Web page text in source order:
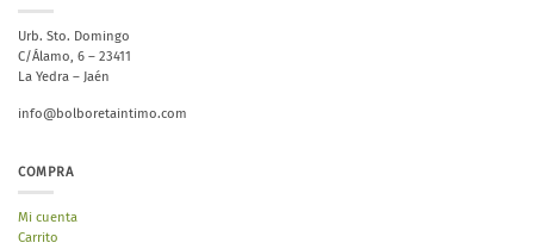
Urb. Sto. Domingo
C/Álamo, 6 – 23411
La Yedra – Jaén
info@bolboretaintimo.com
COMPRA
Mi cuenta
Carrito